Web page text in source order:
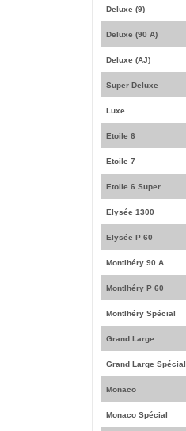
Deluxe (9)
Deluxe (90 A)
Deluxe (AJ)
Super Deluxe
Luxe
Etoile 6
Etoile 7
Etoile 6 Super
Elysée 1300
Elysée P 60
Montlhéry 90 A
Montlhéry P 60
Montlhéry Spécial
Grand Large
Grand Large Spécial
Monaco
Monaco Spécial